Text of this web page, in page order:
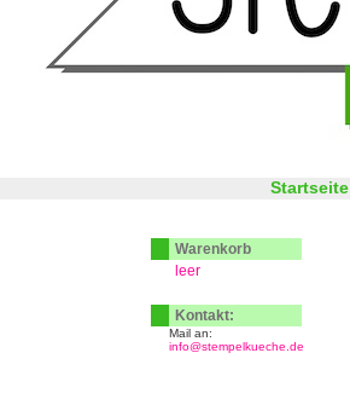
Startseite
Warenkorb
leer
Kontakt:
Mail an:
info@stempelkueche.de